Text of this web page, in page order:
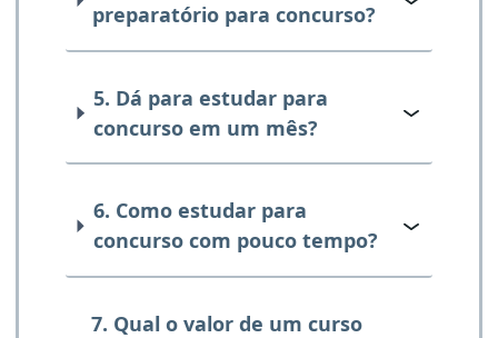
preparatório para concurso?
5. Dá para estudar para
concurso em um mês?
6. Como estudar para
concurso com pouco tempo?
7. Qual o valor de um curso